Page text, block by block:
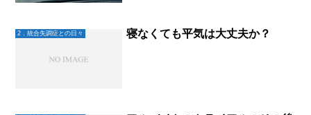
ミング的にリボトリールを...
2．統合失調症との日々 寝なくても平気は大丈夫か？